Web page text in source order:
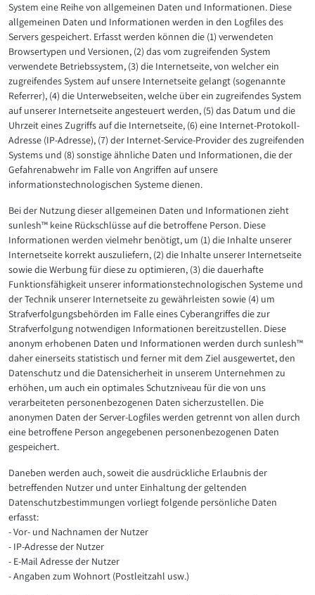
System eine Reihe von allgemeinen Daten und Informationen. Diese
allgemeinen Daten und Informationen werden in den Logfiles des
Servers gespeichert. Erfasst werden können die (1) verwendeten
Browsertypen und Versionen, (2) das vom zugreifenden System
verwendete Betriebssystem, (3) die Internetseite, von welcher ein
zugreifendes System auf unsere Internetseite gelangt (sogenannte
Referrer), (4) die Unterwebseiten, welche über ein zugreifendes System
auf unserer Internetseite angesteuert werden, (5) das Datum und die
Uhrzeit eines Zugriffs auf die Internetseite, (6) eine Internet-Protokoll-
Adresse (IP-Adresse), (7) der Internet-Service-Provider des zugreifenden
Systems und (8) sonstige ähnliche Daten und Informationen, die der
Gefahrenabwehr im Falle von Angriffen auf unsere
informationstechnologischen Systeme dienen.
Bei der Nutzung dieser allgemeinen Daten und Informationen zieht
sunlesh™ keine Rückschlüsse auf die betroffene Person. Diese
Informationen werden vielmehr benötigt, um (1) die Inhalte unserer
Internetseite korrekt auszuliefern, (2) die Inhalte unserer Internetseite
sowie die Werbung für diese zu optimieren, (3) die dauerhafte
Funktionsfähigkeit unserer informationstechnologischen Systeme und
der Technik unserer Internetseite zu gewährleisten sowie (4) um
Strafverfolgungsbehörden im Falle eines Cyberangriffes die zur
Strafverfolgung notwendigen Informationen bereitzustellen. Diese
anonym erhobenen Daten und Informationen werden durch sunlesh™
daher einerseits statistisch und ferner mit dem Ziel ausgewertet, den
Datenschutz und die Datensicherheit in unserem Unternehmen zu
erhöhen, um auch ein optimales Schutzniveau für die von uns
verarbeiteten personenbezogenen Daten sicherzustellen. Die
anonymen Daten der Server-Logfiles werden getrennt von allen durch
eine betroffene Person angegebenen personenbezogenen Daten
gespeichert.
Daneben werden auch, soweit die ausdrückliche Erlaubnis der
betreffenden Nutzer und unter Einhaltung der geltenden
Datenschutzbestimmungen vorliegt folgende persönliche Daten
erfasst:
- Vor- und Nachnamen der Nutzer
- IP-Adresse der Nutzer
- E-Mail Adresse der Nutzer
- Angaben zum Wohnort (Postleitzahl usw.)